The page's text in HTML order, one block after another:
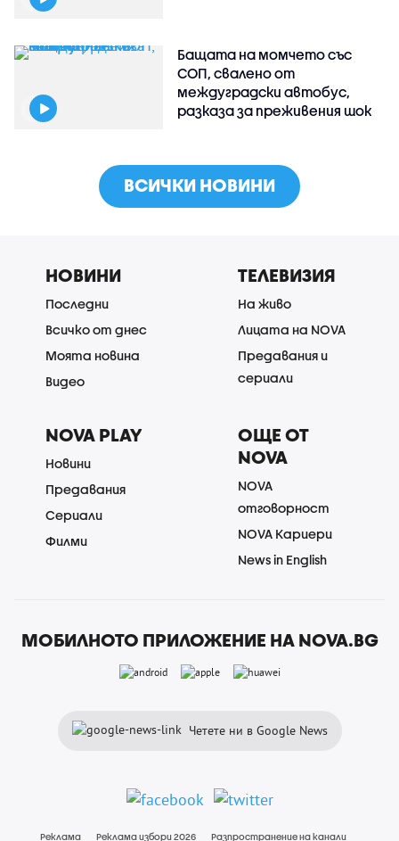
Бащата на момчето със
СОП, свалено от
междуградски автобус,
разказа за преживения шок
ВСИЧКИ НОВИНИ
НОВИНИ
Последни
Всичко от днес
Моята новина
Видео
ТЕЛЕВИЗИЯ
На живо
Лицата на NOVA
Предавания и
сериали
NOVA PLAY
Новини
Предавания
Сериали
Филми
ОЩЕ ОТ
NOVA
NOVA
отговорност
NOVA Кариери
News in English
МОБИЛНОТО ПРИЛОЖЕНИЕ НА NOVA.BG
Четете ни в Google News
Реклама Реклама избори 2026 Разпространение на канали